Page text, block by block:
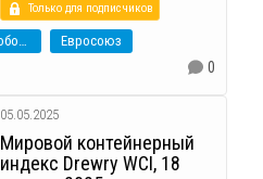
Только для подписчиков
внешнеторговый оборот
Евросоюз
0
05.05.2025
Мировой контейнерный
индекс Drewry WCI, 18